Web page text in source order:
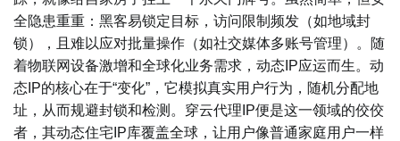
全隐患重重：黑客易锁定目标，访问限制频发（如地域封
锁），且难以应对批量操作（如社交媒体多账号管理）。随
着物联网设备激增和全球化业务需求，动态IP应运而生。动
态IP的核心在于“变化”，它模拟真实用户行为，随机分配地
址，从而规避封锁和检测。穿云代理IP便是这一领域的佼佼
者，其动态住宅IP库覆盖全球，让用户像普通家庭用户一样